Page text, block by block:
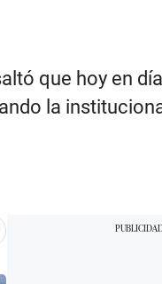
que hoy en día
la